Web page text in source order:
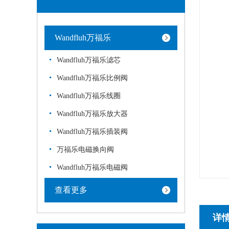
Wandfluh万福乐
Wandfluh万福乐滤芯
Wandfluh万福乐比例阀
Wandfluh万福乐线圈
Wandfluh万福乐放大器
Wandfluh万福乐插装阀
万福乐电磁换向阀
Wandfluh万福乐电磁阀
查看更多
详